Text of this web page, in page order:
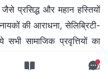
प्रसिद्ध और महान हस्तियों
की आराधना, सेलिब्रिटी-
सामाजिक प्रवृत्तियों का
प्रवृत्तियाँ लोगों में लाती